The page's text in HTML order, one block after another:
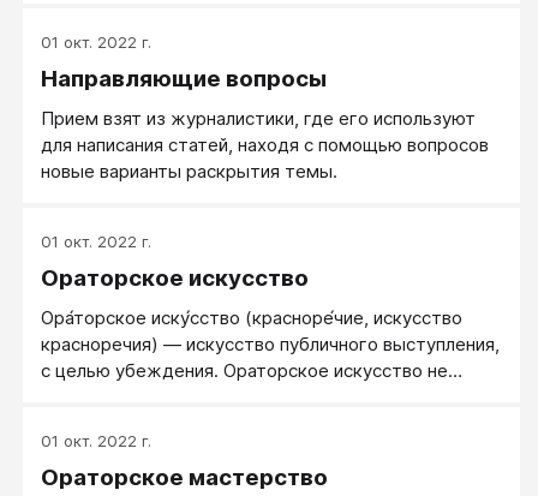
01 окт. 2022 г.
Направляющие вопросы
Прием взят из журналистики, где его используют
для написания статей, находя с помощью вопросов
новые варианты раскрытия темы.
01 окт. 2022 г.
Ораторское искусство
Ора́торское иску́сство (красноре́чие, искусство
красноречия) — искусство публичного выступления,
с целью убеждения. Ораторское искусство не
красиво, вдохновенно и убедительно, независимо от
того, является ли оно врождённым талантом
01 окт. 2022 г.
Ораторское мастерство